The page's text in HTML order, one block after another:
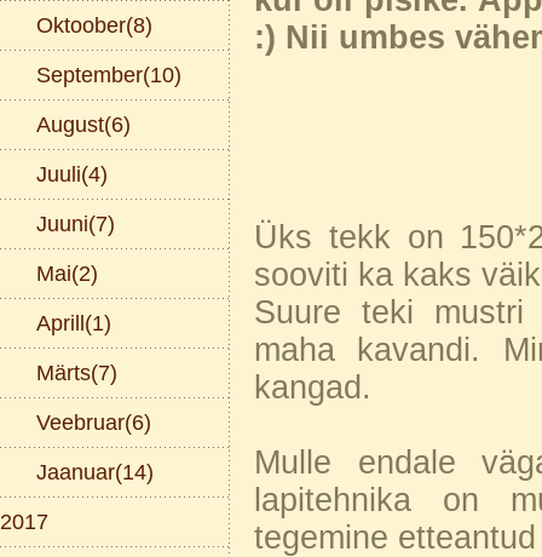
Oktoober(8)
September(10)
August(6)
Juuli(4)
Juuni(7)
Mai(2)
Aprill(1)
Märts(7)
Veebruar(6)
Jaanuar(14)
2017
:) Nii umbes
Üks tekk on
sooviti ka kaks
Suure teki mustri
maha kavandi.
kangad.
Mulle endale
lapitehnika on
tegemine